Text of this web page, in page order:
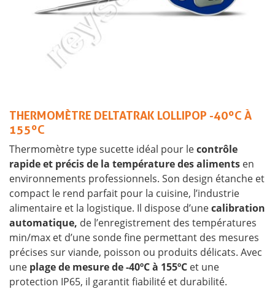
THERMOMÈTRE DELTATRAK LOLLIPOP -40ºC À
155ºC
Thermomètre type sucette idéal pour lecontrôle
rapide et précis de la température des aliments en
environnements professionnels. Son design étanche et
compact le rend parfait pour la cuisine, l’industrie
alimentaire et la logistique. Il dispose d’unecalibration
automatique, de l’enregistrement des températures
min/max et d’une sonde fine permettant des mesures
précises sur viande, poisson ou produits délicats. Avec
une plage de mesure de -40ºC à 155ºC et une
protection IP65, il garantit fiabilité et durabilité.